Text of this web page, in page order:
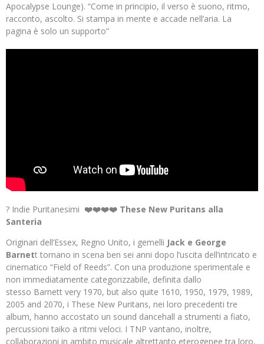
Apocalypse Lounge). “Come in principio, il verso è suono, ritmo,
racconto, ascolto. Si stampa in mente e accade nell’aria. La
pagina è solo un supporto”
? Indie Puritanesimi ❤️❤️❤️❤️ These New Puritans alla
Santeria
Originari dell’Essex, Regno Unito, i gemelli Jack e George
Barnett tornano in scena ben sei anni dopo l’uscita dell’intricato e
cinematico “Field of Reeds”. Con una produzione sperimentale e
non immediatamente categorizzabile, definita dallo
stesso Barnett very 1970, but also quite 1610, 1950, 1979, 1989,
2005 and 2070, i These New Puritans, nei loro precedenti tre
album, hanno accostato un sound dancehall a strumenti a fiato,
percussioni taiko a ritmi veloci. I TNP vantano, inoltre,
collaborazioni in ambito musicale altrettanto eterogenee tra loro,